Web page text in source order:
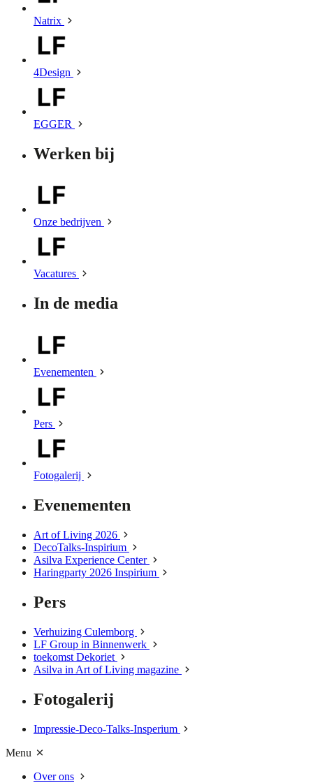
Natrix
4Design
EGGER
Werken bij
Onze bedrijven
Vacatures
In de media
Evenementen
Pers
Fotogalerij
Evenementen
Art of Living 2026
DecoTalks-Inspirium
Asilva Experience Center
Haringparty 2026 Inspirium
Pers
Verhuizing Culemborg
LF Group in Binnenwerk
toekomst Dekoriet
Asilva in Art of Living magazine
Fotogalerij
Impressie-Deco-Talks-Insperium
Menu
Over ons